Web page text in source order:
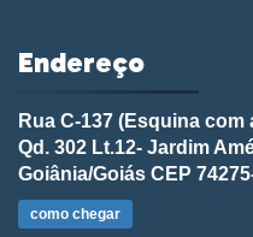
Endereço
Rua C-137 (Esquina com
Qd. 302 Lt.12- Jardim
Goiânia/Goiás CEP
como chegar